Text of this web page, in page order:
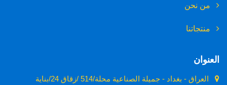
من نحن
منتجاتنا
العنوان
العراق - بغداد - جميلة الصناعية محلة/514 /زقاق 24/بناية